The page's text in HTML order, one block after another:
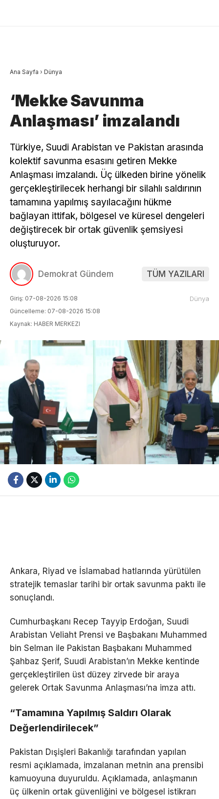
Ana Sayfa › Dünya
‘Mekke Savunma
Anlaşması’ imzalandı
Türkiye, Suudi Arabistan ve Pakistan arasında
kolektif savunma esasını getiren Mekke
Anlaşması imzalandı. Üç ülkeden birine yönelik
gerçekleştirilecek herhangi bir silahlı saldırının
tamamına yapılmış sayılacağını hükme
bağlayan ittifak, bölgesel ve küresel dengeleri
değiştirecek bir ortak güvenlik şemsiyesi
oluşturuyor.
Demokrat Gündem TÜM YAZILARI
Giriş: 07-08-2026 15:08
Güncelleme: 07-08-2026 15:08
Kaynak: HABER MERKEZI
Dünya
Ankara, Riyad ve İslamabad hatlarında yürütülen
stratejik temaslar tarihi bir ortak savunma paktı ile
sonuçlandı.
Cumhurbaşkanı Recep Tayyip Erdoğan, Suudi
Arabistan Veliaht Prensi ve Başbakanı Muhammed
bin Selman ile Pakistan Başbakanı Muhammed
Şahbaz Şerif, Suudi Arabistan’ın Mekke kentinde
gerçekleştirilen üst düzey zirvede bir araya
gelerek Ortak Savunma Anlaşması’na imza attı.
“Tamamına Yapılmış Saldırı Olarak
Değerlendirilecek”
Pakistan Dışişleri Bakanlığı tarafından yapılan
resmi açıklamada, imzalanan metnin ana prensibi
kamuoyuna duyuruldu. Açıklamada, anlaşmanın
üç ülkenin ortak güvenliğini ve bölgesel istikrarı